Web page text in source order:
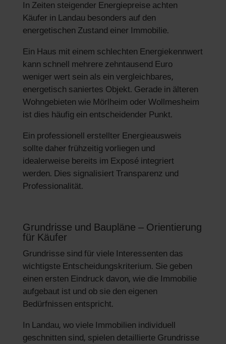
In Zeiten steigender Energiepreise achten
Käufer in Landau besonders auf den
energetischen Zustand einer Immobilie.
Ein Haus mit einem schlechten Energiekennwert
kann schnell mehrere zehntausend Euro
weniger wert sein als ein vergleichbares,
energetisch saniertes Objekt. Gerade in älteren
Wohngebieten wie Mörlheim oder Wollmesheim
ist dies häufig ein entscheidender Punkt.
Ein professionell erstellter Energieausweis
sollte daher frühzeitig vorliegen und
idealerweise bereits im Exposé integriert
werden. Dies signalisiert Transparenz und
Professionalität.
Grundrisse und Baupläne – Orientierung
für Käufer
Grundrisse sind für viele Interessenten das
wichtigste Entscheidungskriterium. Sie geben
einen ersten Eindruck davon, wie die Immobilie
aufgebaut ist und ob sie den eigenen
Bedürfnissen entspricht.
In Landau, wo viele Immobilien individuell
geschnitten sind, spielen detaillierte Grundrisse